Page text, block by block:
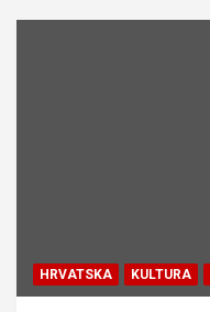
HRVATSKA KULTURA